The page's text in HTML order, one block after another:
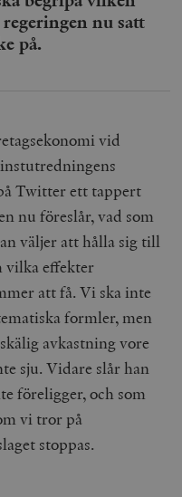
nu satt
på.
vid
Twitter ett tappert
nu föreslår, vad som
väljer att hålla sig till
vilka effekter
att få. Vi ska inte
formler, men
avkastning vore
sju. Vidare slår han
föreligger, och som
vi tror på
stoppas.